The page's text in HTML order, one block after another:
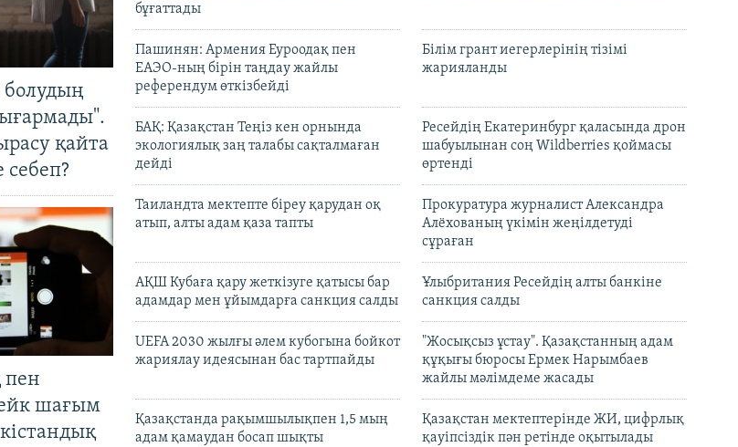
болудың
қайта
себеп?
пен
шағым
бұғаттады
Пашинян: Армения Еуроодақ пен
ЕАЭО-ның бірін таңдау жайлы
референдум өткізбейді
Білім грант иегерлерінің тізімі
жарияланды
БАҚ: Қазақстан Теңіз кен орнында
экологиялық заң талабы сақталмаған
дейді
Ресейдің Екатеринбург қаласында дрон
шабуылынан соң Wildberries қоймасы
өртенді
Таиландта мектепте біреу қарудан оқ
атып, алты адам қаза тапты
Прокуратура журналист Александра
Алёхованың үкімін жеңілдетуді
сұраған
АҚШ Кубаға қару жеткізуге қатысы бар
адамдар мен ұйымдарға санкция салды
Ұлыбритания Ресейдің алты банкіне
санкция салды
UEFA 2030 жылғы әлем кубогына бойкот
жариялау идеясынан бас тартпайды
"Жосықсыз ұстау". Қазақстанның адам
құқығы бюросы Ермек Нарымбаев
жайлы мәлімдеме жасады
Қазақстанда рақымшылықпен 1,5 мың
адам қамаудан босап шықты
Қазақстан мектептерінде ЖИ, цифрлық
қауіпсіздік пән ретінде оқытылады